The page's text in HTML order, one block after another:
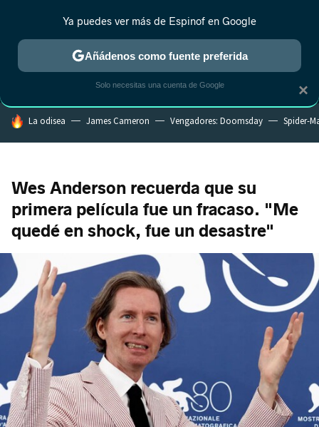
MENÚ NUEVO
ESTRENOS REALITY ANIME RANKINGS CINE
HOY SE HABLA DE
La odisea James Cameron Vengadores: Doomsday Spider-
Wes Anderson recuerda que su
primera película fue un fracaso. "Me
quedé en shock, fue un desastre"
×
Ya puedes ver más de Espinof en Google
Añádenos como fuente preferida
Solo necesitas una cuenta de Google